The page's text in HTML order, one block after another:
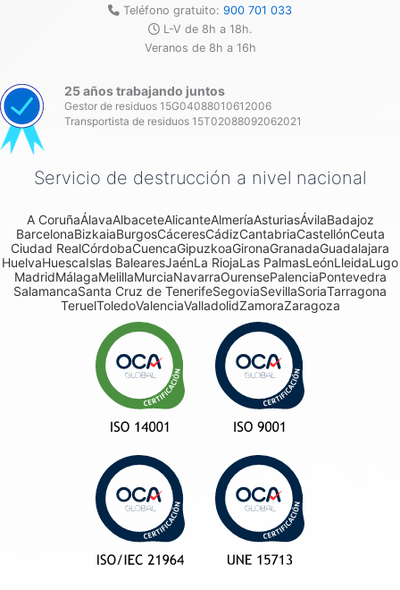
Teléfono gratuito: 900 701 033
L-V de 8h a 18h.
Veranos de 8h a 16h
25 años trabajando juntos
Gestor de residuos 15G04088010612006
Transportista de residuos 15T02088092062021
Servicio de destrucción a nivel nacional
A CoruñaÁlavaAlbaceteAlicanteAlmeríaAsturiasÁvilaBadajoz
BarcelonaBizkaiaBurgosCáceresCádizCantabriaCastellónCeuta
Ciudad RealCórdobaCuencaGipuzkoaGironaGranadaGuadalajara
HuelvaHuescaIslas BalearesJaénLa RiojaLas PalmasLeónLleidaLugo
MadridMálagaMelillaMurciaNavarraOurensePalenciaPontevedra
SalamancaSanta Cruz de TenerifeSegoviaSevillaSoriaTarragona
TeruelToledoValenciaValladolidZamoraZaragoza